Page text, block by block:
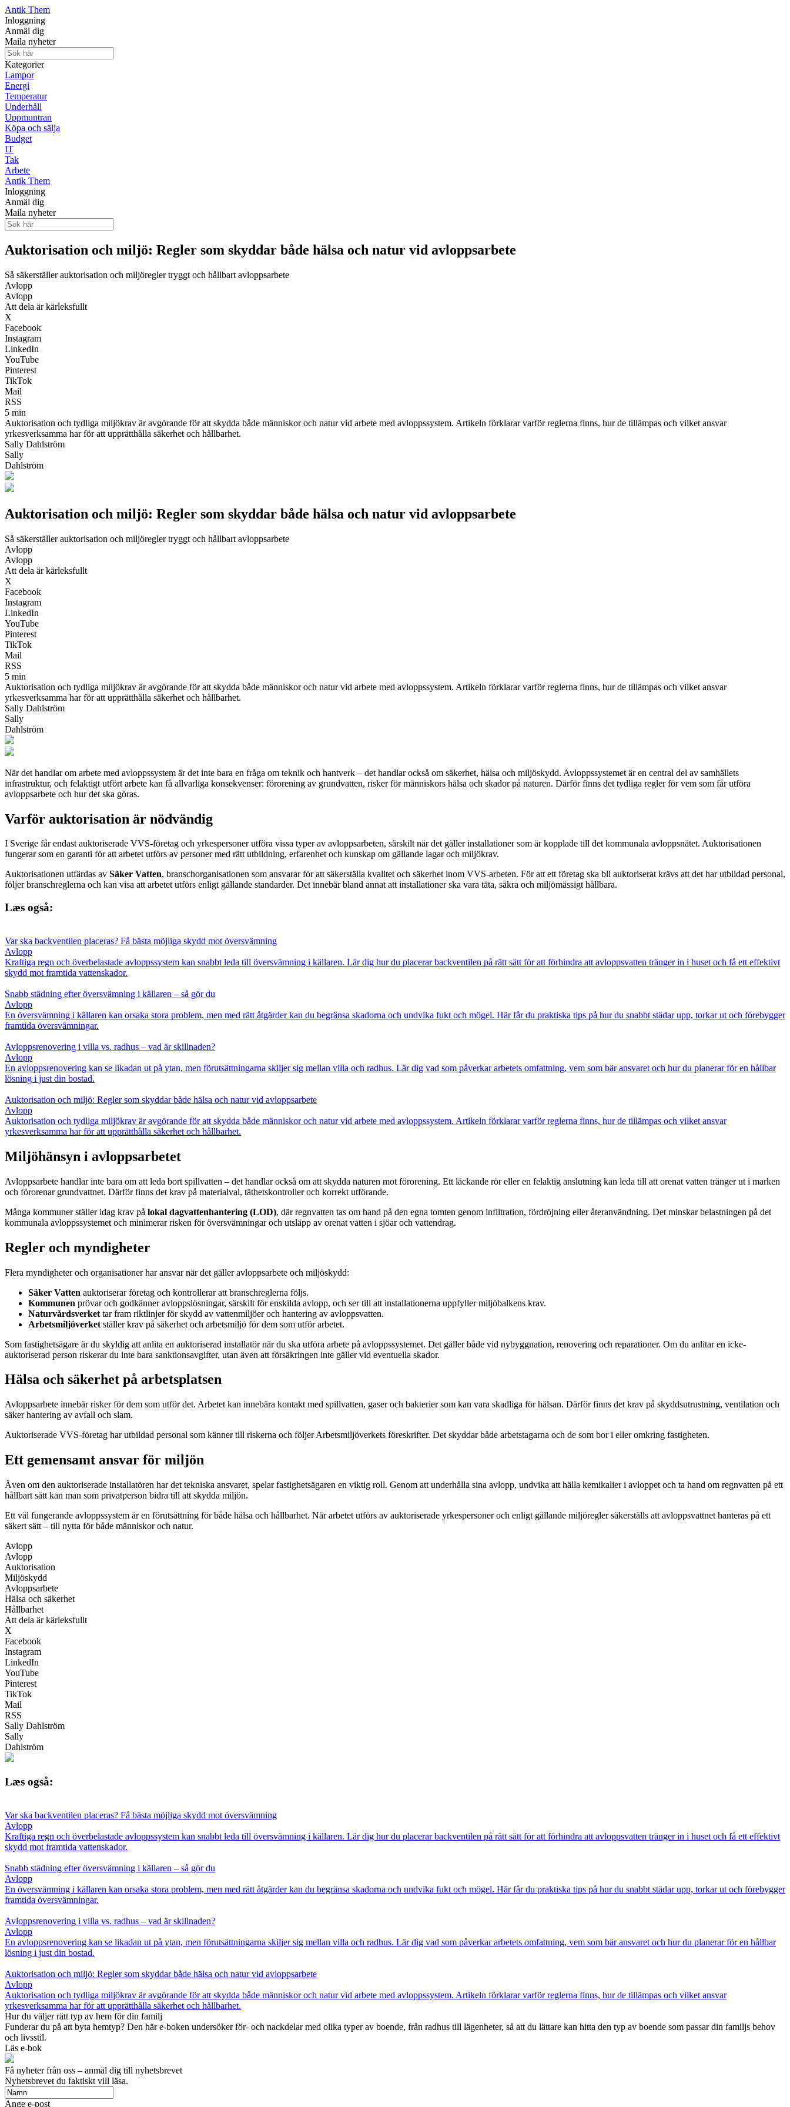
Antik Them
Inloggning
Anmäl dig
Maila nyheter
Kategorier
Lampor
Energi
Temperatur
Underhåll
Uppmuntran
Köpa och sälja
Budget
IT
Tak
Arbete
Antik Them
Inloggning
Anmäl dig
Maila nyheter
Auktorisation och miljö: Regler som skyddar både hälsa och natur vid avloppsarbete
Så säkerställer auktorisation och miljöregler tryggt och hållbart avloppsarbete
Avlopp
Avlopp
Att dela är kärleksfullt
X
Facebook
Instagram
LinkedIn
YouTube
Pinterest
TikTok
Mail
RSS
5 min
Auktorisation och tydliga miljökrav är avgörande för att skydda både människor och natur vid arbete med avloppssystem. Artikeln förklarar varför reglerna finns, hur de tillämpas och vilket ansvar
yrkesverksamma har för att upprätthålla säkerhet och hållbarhet.
Sally Dahlström
Sally
Dahlström
Auktorisation och miljö: Regler som skyddar både hälsa och natur vid avloppsarbete
Så säkerställer auktorisation och miljöregler tryggt och hållbart avloppsarbete
Avlopp
Avlopp
Att dela är kärleksfullt
X
Facebook
Instagram
LinkedIn
YouTube
Pinterest
TikTok
Mail
RSS
5 min
Auktorisation och tydliga miljökrav är avgörande för att skydda både människor och natur vid arbete med avloppssystem. Artikeln förklarar varför reglerna finns, hur de tillämpas och vilket ansvar
yrkesverksamma har för att upprätthålla säkerhet och hållbarhet.
Sally Dahlström
Sally
Dahlström
När det handlar om arbete med avloppssystem är det inte bara en fråga om teknik och hantverk – det handlar också om säkerhet, hälsa och miljöskydd. Avloppssystemet är en central del av samhällets
infrastruktur, och felaktigt utfört arbete kan få allvarliga konsekvenser: förorening av grundvatten, risker för människors hälsa och skador på naturen. Därför finns det tydliga regler för vem som får utföra
avloppsarbete och hur det ska göras.
Varför auktorisation är nödvändig
I Sverige får endast auktoriserade VVS-företag och yrkespersoner utföra vissa typer av avloppsarbeten, särskilt när det gäller installationer som är kopplade till det kommunala avloppsnätet. Auktorisationen
fungerar som en garanti för att arbetet utförs av personer med rätt utbildning, erfarenhet och kunskap om gällande lagar och miljökrav.
Auktorisationen utfärdas av Säker Vatten, branschorganisationen som ansvarar för att säkerställa kvalitet och säkerhet inom VVS-arbeten. För att ett företag ska bli auktoriserat krävs att det har utbildad personal,
följer branschreglerna och kan visa att arbetet utförs enligt gällande standarder. Det innebär bland annat att installationer ska vara täta, säkra och miljömässigt hållbara.
Læs også:
Var ska backventilen placeras? Få bästa möjliga skydd mot översvämning
Avlopp
Kraftiga regn och överbelastade avloppssystem kan snabbt leda till översvämning i källaren. Lär dig hur du placerar backventilen på rätt sätt för att förhindra att avloppsvatten tränger in i huset och få ett effektivt
skydd mot framtida vattenskador.
Snabb städning efter översvämning i källaren – så gör du
Avlopp
En översvämning i källaren kan orsaka stora problem, men med rätt åtgärder kan du begränsa skadorna och undvika fukt och mögel. Här får du praktiska tips på hur du snabbt städar upp, torkar ut och förebygger
framtida översvämningar.
Avloppsrenovering i villa vs. radhus – vad är skillnaden?
Avlopp
En avloppsrenovering kan se likadan ut på ytan, men förutsättningarna skiljer sig mellan villa och radhus. Lär dig vad som påverkar arbetets omfattning, vem som bär ansvaret och hur du planerar för en hållbar
lösning i just din bostad.
Auktorisation och miljö: Regler som skyddar både hälsa och natur vid avloppsarbete
Avlopp
Auktorisation och tydliga miljökrav är avgörande för att skydda både människor och natur vid arbete med avloppssystem. Artikeln förklarar varför reglerna finns, hur de tillämpas och vilket ansvar
yrkesverksamma har för att upprätthålla säkerhet och hållbarhet.
Miljöhänsyn i avloppsarbetet
Avloppsarbete handlar inte bara om att leda bort spillvatten – det handlar också om att skydda naturen mot förorening. Ett läckande rör eller en felaktig anslutning kan leda till att orenat vatten tränger ut i marken
och förorenar grundvattnet. Därför finns det krav på materialval, täthetskontroller och korrekt utförande.
Många kommuner ställer idag krav på lokal dagvattenhantering (LOD), där regnvatten tas om hand på den egna tomten genom infiltration, fördröjning eller återanvändning. Det minskar belastningen på det
kommunala avloppssystemet och minimerar risken för översvämningar och utsläpp av orenat vatten i sjöar och vattendrag.
Regler och myndigheter
Flera myndigheter och organisationer har ansvar när det gäller avloppsarbete och miljöskydd:
Säker Vatten auktoriserar företag och kontrollerar att branschreglerna följs.
Kommunen prövar och godkänner avloppslösningar, särskilt för enskilda avlopp, och ser till att installationerna uppfyller miljöbalkens krav.
Naturvårdsverket tar fram riktlinjer för skydd av vattenmiljöer och hantering av avloppsvatten.
Arbetsmiljöverket ställer krav på säkerhet och arbetsmiljö för dem som utför arbetet.
Som fastighetsägare är du skyldig att anlita en auktoriserad installatör när du ska utföra arbete på avloppssystemet. Det gäller både vid nybyggnation, renovering och reparationer. Om du anlitar en icke-
auktoriserad person riskerar du inte bara sanktionsavgifter, utan även att försäkringen inte gäller vid eventuella skador.
Hälsa och säkerhet på arbetsplatsen
Avloppsarbete innebär risker för dem som utför det. Arbetet kan innebära kontakt med spillvatten, gaser och bakterier som kan vara skadliga för hälsan. Därför finns det krav på skyddsutrustning, ventilation och
säker hantering av avfall och slam.
Auktoriserade VVS-företag har utbildad personal som känner till riskerna och följer Arbetsmiljöverkets föreskrifter. Det skyddar både arbetstagarna och de som bor i eller omkring fastigheten.
Ett gemensamt ansvar för miljön
Även om den auktoriserade installatören har det tekniska ansvaret, spelar fastighetsägaren en viktig roll. Genom att underhålla sina avlopp, undvika att hälla kemikalier i avloppet och ta hand om regnvatten på ett
hållbart sätt kan man som privatperson bidra till att skydda miljön.
Ett väl fungerande avloppssystem är en förutsättning för både hälsa och hållbarhet. När arbetet utförs av auktoriserade yrkespersoner och enligt gällande miljöregler säkerställs att avloppsvattnet hanteras på ett
säkert sätt – till nytta för både människor och natur.
Avlopp
Avlopp
Auktorisation
Miljöskydd
Avloppsarbete
Hälsa och säkerhet
Hållbarhet
Att dela är kärleksfullt
X
Facebook
Instagram
LinkedIn
YouTube
Pinterest
TikTok
Mail
RSS
Sally Dahlström
Sally
Dahlström
Læs også:
Var ska backventilen placeras? Få bästa möjliga skydd mot översvämning
Avlopp
Kraftiga regn och överbelastade avloppssystem kan snabbt leda till översvämning i källaren. Lär dig hur du placerar backventilen på rätt sätt för att förhindra att avloppsvatten tränger in i huset och få ett effektivt
skydd mot framtida vattenskador.
Snabb städning efter översvämning i källaren – så gör du
Avlopp
En översvämning i källaren kan orsaka stora problem, men med rätt åtgärder kan du begränsa skadorna och undvika fukt och mögel. Här får du praktiska tips på hur du snabbt städar upp, torkar ut och förebygger
framtida översvämningar.
Avloppsrenovering i villa vs. radhus – vad är skillnaden?
Avlopp
En avloppsrenovering kan se likadan ut på ytan, men förutsättningarna skiljer sig mellan villa och radhus. Lär dig vad som påverkar arbetets omfattning, vem som bär ansvaret och hur du planerar för en hållbar
lösning i just din bostad.
Auktorisation och miljö: Regler som skyddar både hälsa och natur vid avloppsarbete
Avlopp
Auktorisation och tydliga miljökrav är avgörande för att skydda både människor och natur vid arbete med avloppssystem. Artikeln förklarar varför reglerna finns, hur de tillämpas och vilket ansvar
yrkesverksamma har för att upprätthålla säkerhet och hållbarhet.
Hur du väljer rätt typ av hem för din familj
Funderar du på att byta hemtyp? Den här e-boken undersöker för- och nackdelar med olika typer av boende, från radhus till lägenheter, så att du lättare kan hitta den typ av boende som passar din familjs behov
och livsstil.
Läs e-bok
Få nyheter från oss – anmäl dig till nyhetsbrevet
Nyhetsbrevet du faktiskt vill läsa.
Ange e-post